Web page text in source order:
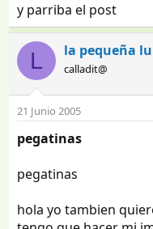
y parriba el post
L la pequeña
calladit@
21 Junio 2005
pegatinas
pegatinas
hola yo tambien